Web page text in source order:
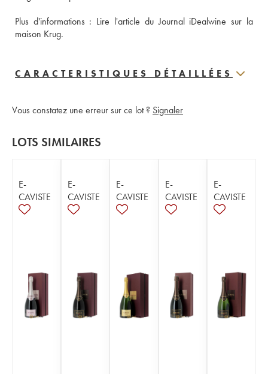
Plus d'informations : Lire l'article du Journal iDealwine sur la
maison Krug.
CARACTERISTIQUES DÉTAILLÉES
Vous constatez une erreur sur ce lot ? Signaler
LOTS SIMILAIRES
E-
CAVISTE
E-
CAVISTE
E-
CAVISTE
E-
CAVISTE
E-
CAVISTE